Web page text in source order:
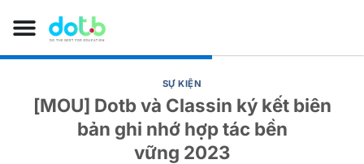
SỰ KIỆN
[MOU] Dotb và Classin ký kết biên
bản ghi nhớ hợp tác bền
vững 2023